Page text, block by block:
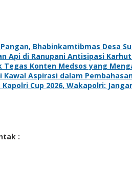
Bhabinkamtibmas Desa
Api di Ranupani Antisipasi
Tegas Konten Medsos yang
Kawal Aspirasi dalam
Cup 2026, Wakapolri:
: